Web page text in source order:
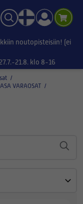
noutopisteisiin! (ei
21.8. klo 8-16
/
VARAOSAT /